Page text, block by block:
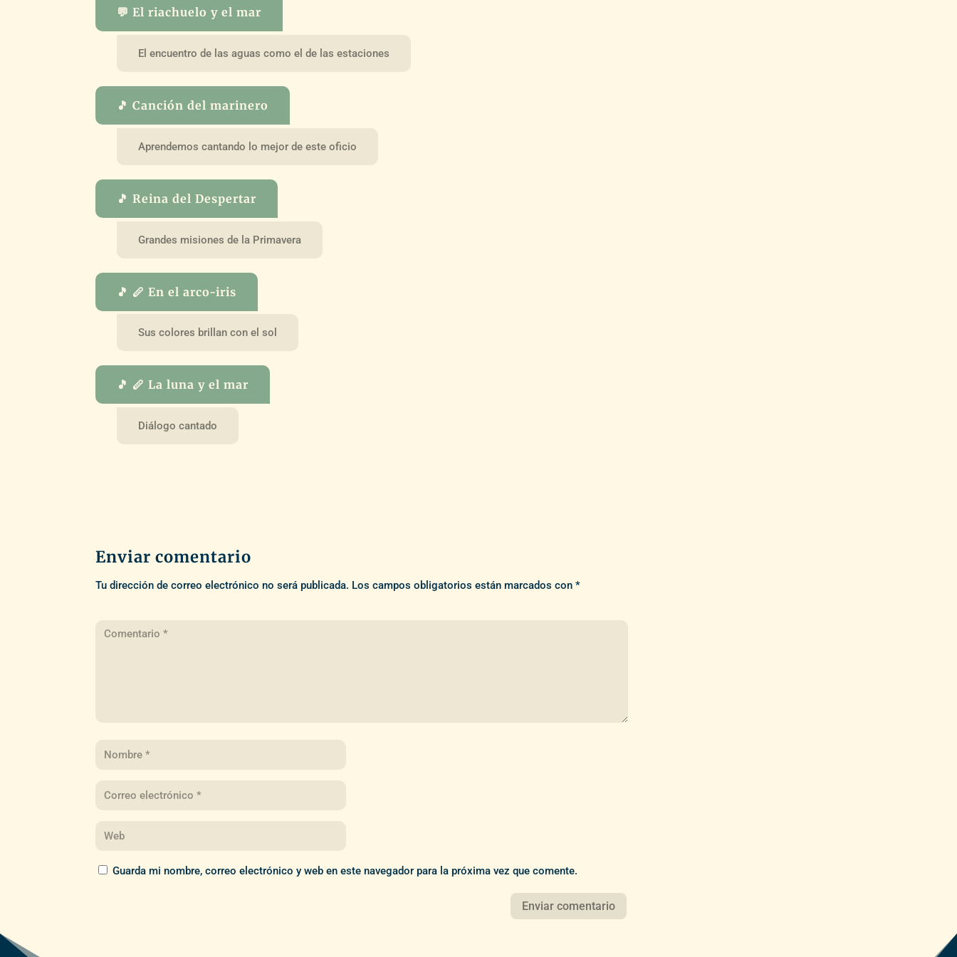
💬 El riachuelo y el mar
El encuentro de las aguas como el de las estaciones
🎵 Canción del marinero
Aprendemos cantando lo mejor de este oficio
🎵 Reina del Despertar
Grandes misiones de la Primavera
🎵 🪈 En el arco-iris
Sus colores brillan con el sol
🎵 🪈 La luna y el mar
Diálogo cantado
Enviar comentario
Tu dirección de correo electrónico no será publicada. Los campos obligatorios están marcados con*
Guarda mi nombre, correo electrónico y web en este navegador para la próxima vez que comente.